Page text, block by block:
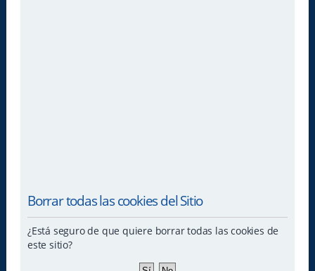
Borrar todas las cookies del Sitio
¿Está seguro de que quiere borrar todas las cookies de
este sitio?